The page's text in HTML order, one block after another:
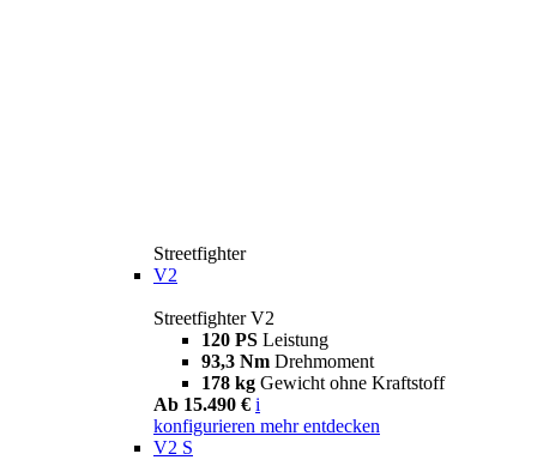
Streetfighter
V2
Streetfighter V2
120 PS Leistung
93,3 Nm Drehmoment
178 kg Gewicht ohne Kraftstoff
Ab 15.490 € i
konfigurieren mehr entdecken
V2 S